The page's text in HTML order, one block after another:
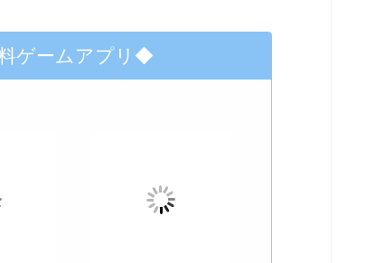
ゲームアプリ◆